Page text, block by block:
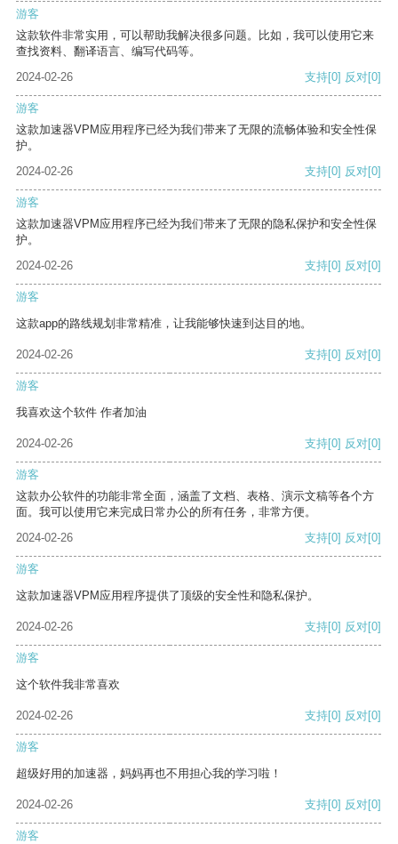
游客
这款软件非常实用，可以帮助我解决很多问题。比如，我可以使用它来
查找资料、翻译语言、编写代码等。
2024-02-26
支持[0] 反对[0]
游客
这款加速器VPM应用程序已经为我们带来了无限的流畅体验和安全性保
护。
2024-02-26
支持[0] 反对[0]
游客
这款加速器VPM应用程序已经为我们带来了无限的隐私保护和安全性保
护。
2024-02-26
支持[0] 反对[0]
游客
这款app的路线规划非常精准，让我能够快速到达目的地。
2024-02-26 支持[0] 反对[0]
游客
我喜欢这个软件 作者加油
2024-02-26 支持[0] 反对[0]
游客
这款办公软件的功能非常全面，涵盖了文档、表格、演示文稿等各个方
面。我可以使用它来完成日常办公的所有任务，非常方便。
2024-02-26
支持[0] 反对[0]
游客
这款加速器VPM应用程序提供了顶级的安全性和隐私保护。
2024-02-26 支持[0] 反对[0]
游客
这个软件我非常喜欢
2024-02-26 支持[0] 反对[0]
游客
超级好用的加速器，妈妈再也不用担心我的学习啦！
2024-02-26 支持[0] 反对[0]
游客